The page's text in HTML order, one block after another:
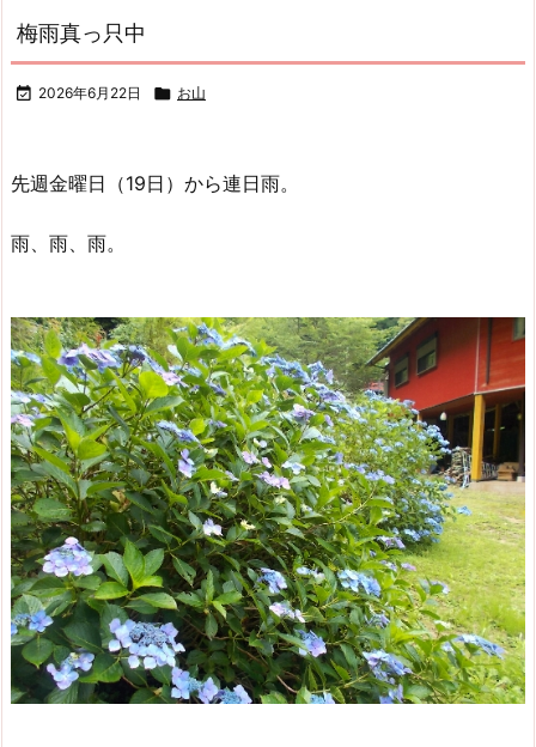
梅雨真っ只中
 2026年6月22日  お山
先週金曜日（19日）から連日雨。
雨、雨、雨。